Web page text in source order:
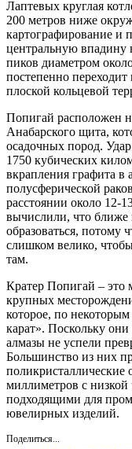
Лаптевых круглая
200 метров ниже
картографирование и
центральную впадину
пиков диаметром
постепенно
плоской кольцевой
Попигай расположен
Анабарского щита,
осадочных пород.
1750 кубических
вкрапления графита в
полусферической
расстоянии около 12-
вычислили, что ближе
образоваться, потому
слишком велико,
там.
Кратер Попигай – это
крупных
которое, по
карат». Поскольку
алмазы не успели
Большинство из них
поликристаллические
миллиметров с низкой
подходящими для
ювелирных изделий.
Поделиться...